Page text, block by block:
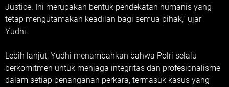
Justice. Ini merupakan bentuk pendekatan humanis yang
tetap mengutamakan keadilan bagi semua pihak,” ujar
Yudhi.
Lebih lanjut, Yudhi menambahkan bahwa Polri selalu
berkomitmen untuk menjaga integritas dan profesionalisme
dalam setiap penanganan perkara, termasuk kasus yang